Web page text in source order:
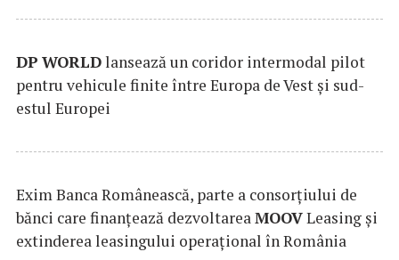
DP WORLDlansează un coridor intermodal pilot
pentru vehicule finite între Europa de Vest și sud-
estul Europei
Exim Banca Românească, parte a consorțiului de
bănci care finanțează dezvoltareaMOOVLeasing și
extinderea leasingului operațional în România